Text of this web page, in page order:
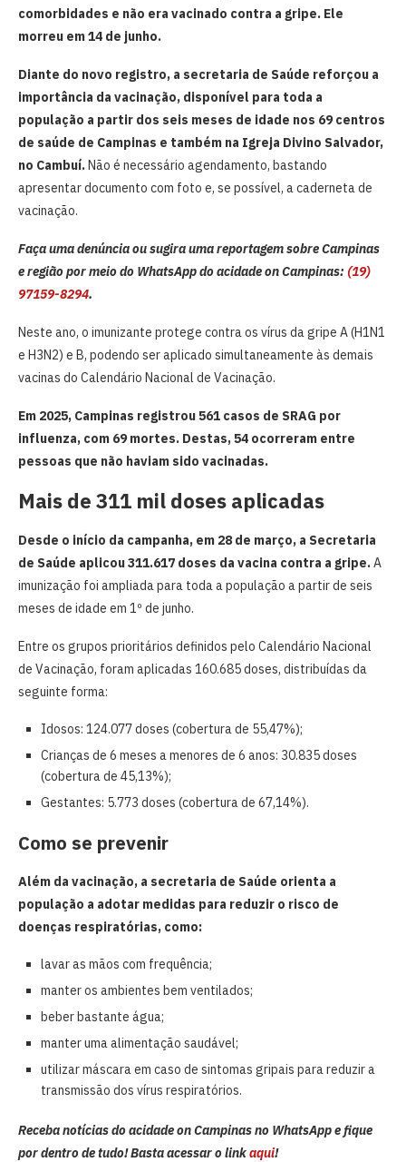
comorbidades e não era vacinado contra a gripe. Ele
morreu em 14 de junho.
Diante do novo registro, a secretaria de Saúde reforçou a
importância da vacinação, disponível para toda a
população a partir dos seis meses de idade nos 69 centros
de saúde de Campinas e também na Igreja Divino Salvador,
no Cambuí.Não é necessário agendamento, bastando
apresentar documento com foto e, se possível, a caderneta de
vacinação.
Faça uma denúncia ou sugira uma reportagem sobre Campinas
e região por meio do WhatsApp do acidade on Campinas: (19)
97159-8294.
Neste ano, o imunizante protege contra os vírus da gripe A (H1N1
e H3N2) e B, podendo ser aplicado simultaneamente às demais
vacinas do Calendário Nacional de Vacinação.
Em 2025, Campinas registrou 561 casos de SRAG por
influenza, com 69 mortes. Destas, 54 ocorreram entre
pessoas que não haviam sido vacinadas.
Mais de 311 mil doses aplicadas
Desde o início da campanha, em 28 de março, a Secretaria
de Saúde aplicou 311.617 doses da vacina contra a gripe.A
imunização foi ampliada para toda a população a partir de seis
meses de idade em 1º de junho.
Entre os grupos prioritários definidos pelo Calendário Nacional
de Vacinação, foram aplicadas 160.685 doses, distribuídas da
seguinte forma:
Idosos: 124.077 doses (cobertura de 55,47%);
Crianças de 6 meses a menores de 6 anos: 30.835 doses
(cobertura de 45,13%);
Gestantes: 5.773 doses (cobertura de 67,14%).
Como se prevenir
Além da vacinação, a secretaria de Saúde orienta a
população a adotar medidas para reduzir o risco de
doenças respiratórias, como:
lavar as mãos com frequência;
manter os ambientes bem ventilados;
beber bastante água;
manter uma alimentação saudável;
utilizar máscara em caso de sintomas gripais para reduzir a
transmissão dos vírus respiratórios.
Receba notícias do acidade on Campinas no WhatsApp e fique
por dentro de tudo! Basta acessar o linkaqui!